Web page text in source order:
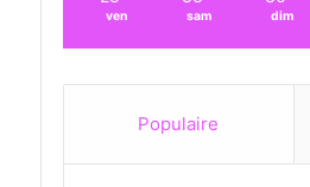
ven sam dim
Populaire